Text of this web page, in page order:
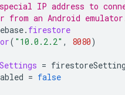
IP address to
from an Android
. firestore
( "10.0.2.2" , 8080)
=
= false